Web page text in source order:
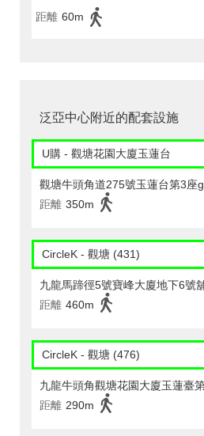
距離 60m
泛亞中心附近的配套設施
U購 - 觀塘花園大廈玉蓮台
觀塘牛頭角道275號玉蓮台第3座
距離 350m
CircleK - 觀塘 (431)
九龍馬蹄徑5號寶峰大廈地下6號
距離 460m
CircleK - 觀塘 (476)
九龍牛頭角觀塘花園大廈玉蓮臺
距離 290m